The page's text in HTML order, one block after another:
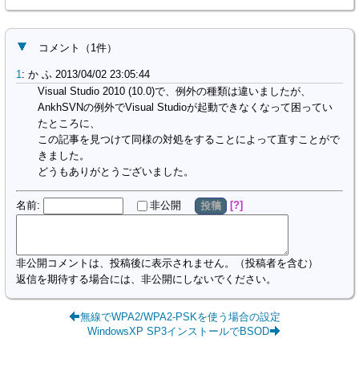
コメント （ 1件）
1 : か ふ 2013/04/02 23:05:44
Visual Studio 2010 (10.0)で、例外の種類は違いましたが、
AnkhSVNの例外でVisual Studioが起動できなくなって困ってい
たところに、
この記事を見つけて同様の対処をすることによって直すことがで
きました。
どうもありがとうございました。
名前: 非公開 投稿 ?
非公開コメントは、投稿後に表示されません。（投稿者を含む）
返信を期待する場合には、非公開にしないでください。
無線でWPA2/WPA2-PSKを使う場合の設定
WindowsXP SP3インストールでBSOD